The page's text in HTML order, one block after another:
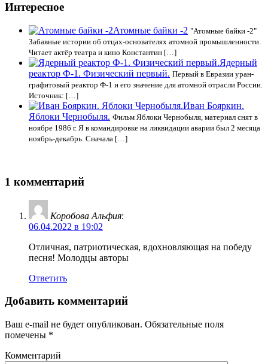
Интересное
Атомные байки -2 "Атомные байки -2"
Забавные истории об отцах-основателях атомной промышленности.
Читает актёр театра и кино Константин […]
Ядерный
реактор Ф-1. Физический первый. Первый в Евразии уран-
графитовый реактор Ф-1 и его значение для атомной отрасли России.
Источник: […]
Иван Бояркин.
Яблоки Чернобыля. Фильм Яблоки Чернобыля, материал снят в
ноябре 1986 г. Я в командировке на ликвидации аварии был 2 месяца
ноябрь-декабрь. Сначала […]
1 комментарий
Коробова Альфия:
06.04.2022 в 19:02
Отличная, патриотическая, вдохновляющая на победу
песня! Молодцы авторы
Ответить
Добавить комментарий
Ваш e-mail не будет опубликован. Обязательные поля
помечены *
Комментарий